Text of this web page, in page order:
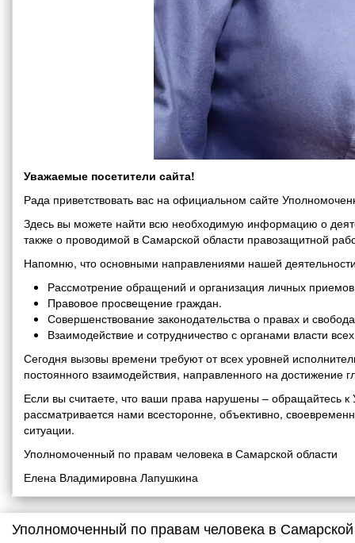
Уважаемые посетители сайта!
Рада приветствовать вас на официальном сайте
Здесь вы можете найти всю необходимую информацию о
также о проводимой в Самарской области правозащитной
Напомню, что основными направлениями нашей
Рассмотрение обращений и организация личных
Правовое просвещение граждан.
Совершенствование законодательства о правах и
Взаимодействие и сотрудничество с органами власти
Сегодня вызовы времени требуют от всех уровней
постоянного взаимодействия, направленного на
Если вы считаете, что ваши права нарушены – обращайтесь
рассматривается нами всесторонне, объективно,
ситуации.
Уполномоченный по правам человека в Самарской области
Елена Владимировна Лапушкина
Уполномоченный по правам человека в